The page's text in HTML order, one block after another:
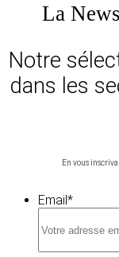
La
Notre
dans les
En vous
Email*